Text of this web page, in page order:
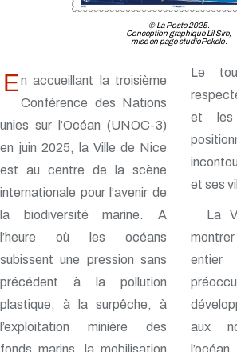
© La Poste 2025.
Conception graphique Lil Sire,
mise en page studioPekelo.
En accueillant la troisième
Conférence des Nations
unies sur l’Océan (UNOC-3)
en juin 2025, la Ville de Nice
est au centre de la scène
internationale pour l’avenir de
la biodiversité marine. A
l’heure où les océans
subissent une pression sans
précédent à la pollution
plastique, à la surpêche, à
l’exploitation minière des
fonds marins, la mobilisation
Le
et les
et ses
La
entier
aux
l’océan.